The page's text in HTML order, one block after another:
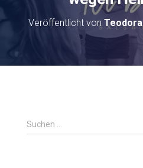
Veröffentlicht von
S
u
Suchen …